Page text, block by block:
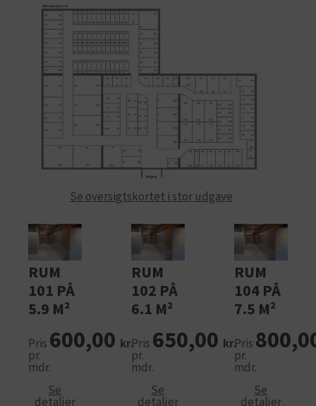
Se oversigtskortet i stor udgave
RUM
101 PÅ
5.9 M²
Pris
pr.
mdr.
600,00 kr.
Se
detaljer
RUM
102 PÅ
6.1 M²
Pris
pr.
mdr.
650,00 kr.
Se
detaljer
RUM
104 PÅ
7.5 M²
Pris
pr.
mdr.
Se
detaljer